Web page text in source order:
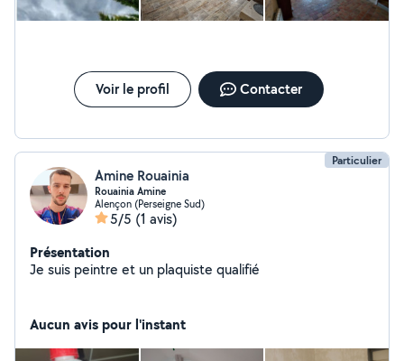
Voir le profil Contacter
Particulier
Amine Rouainia
Rouainia Amine
Alençon (Perseigne Sud)
5/5 (1 avis)
Présentation
Je suis peintre et un plaquiste qualifié
Aucun avis pour l'instant